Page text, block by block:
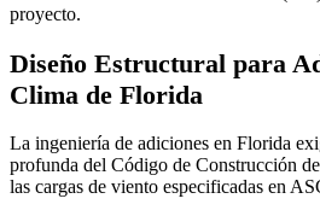
proyecto.
Diseño Estructural para
Clima de Florida
La ingeniería de adiciones en Florida
profunda del Código de Construcción
las cargas de viento especificadas en